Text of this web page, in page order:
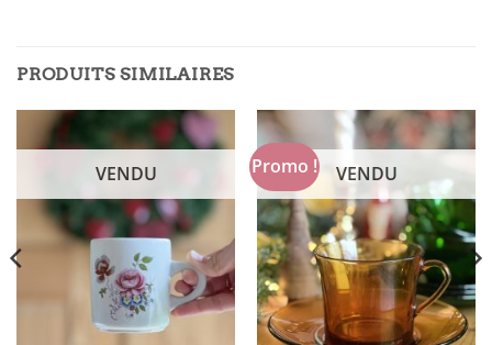
PRODUITS SIMILAIRES
VENDU Promo ! VENDU